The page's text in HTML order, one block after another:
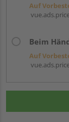
Auf
Beim
Auf